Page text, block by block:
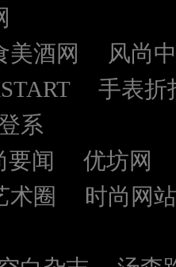
美酒网
风尚
手表折
系
要闻
优坊网
术圈
时尚网站